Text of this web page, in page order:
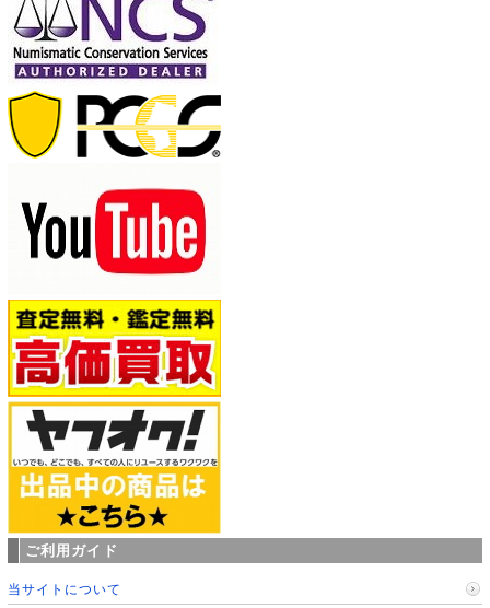
ご利用ガイド
当サイトについて